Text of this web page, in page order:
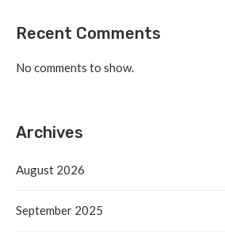
Recent Comments
No comments to show.
Archives
August 2026
September 2025